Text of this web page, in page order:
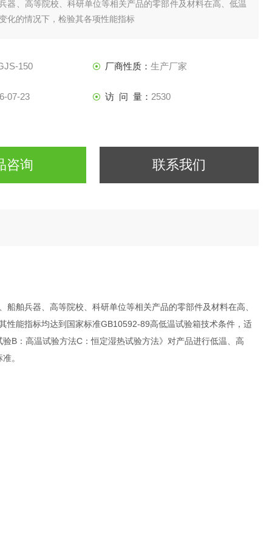
器、高等院校、科研单位等相关产品的零部件及材料在高、低温
化的情况下，检验其各项性能指标
150 厂商性质： 生产厂家
07-23 访 问 量： 2530
咨询 联系我们
舶兵器、高等院校、科研单位等相关产品的零部件及材料在高、
性能指标均达到国家标准GB10592-89高低温试验箱技术条件，适
B：高温试验方法C：恒定湿热试验方法》对产品进行低温、高
。